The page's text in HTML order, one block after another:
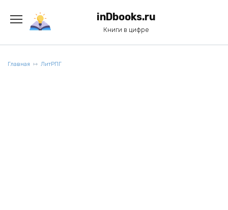
содержанию
inDbooks.ru
Книги в цифре
Главная ЛитРПГ